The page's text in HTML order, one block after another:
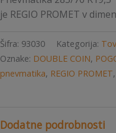
je REGIO PROMET v
Šifra: 93030 Kategorija:
Oznake: DOUBLE COIN,
pnevmatika, REGIO PROMET,
Dodatne podrobnosti